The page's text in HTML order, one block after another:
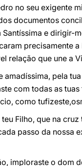
no seu exigente
documentos
e dirigir-
precisamente
relação que une a
pela
com todas as
como
Filho, que na
passo da nossa
imploraste o dom